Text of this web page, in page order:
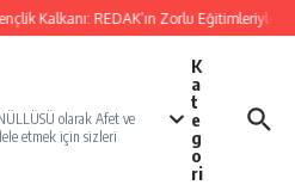
Kalkanı: REDAK’ın Zorlu Eğitimleriyle
olarak Afet ve
etmek için sizleri
K
a
t
e
g
o
ri